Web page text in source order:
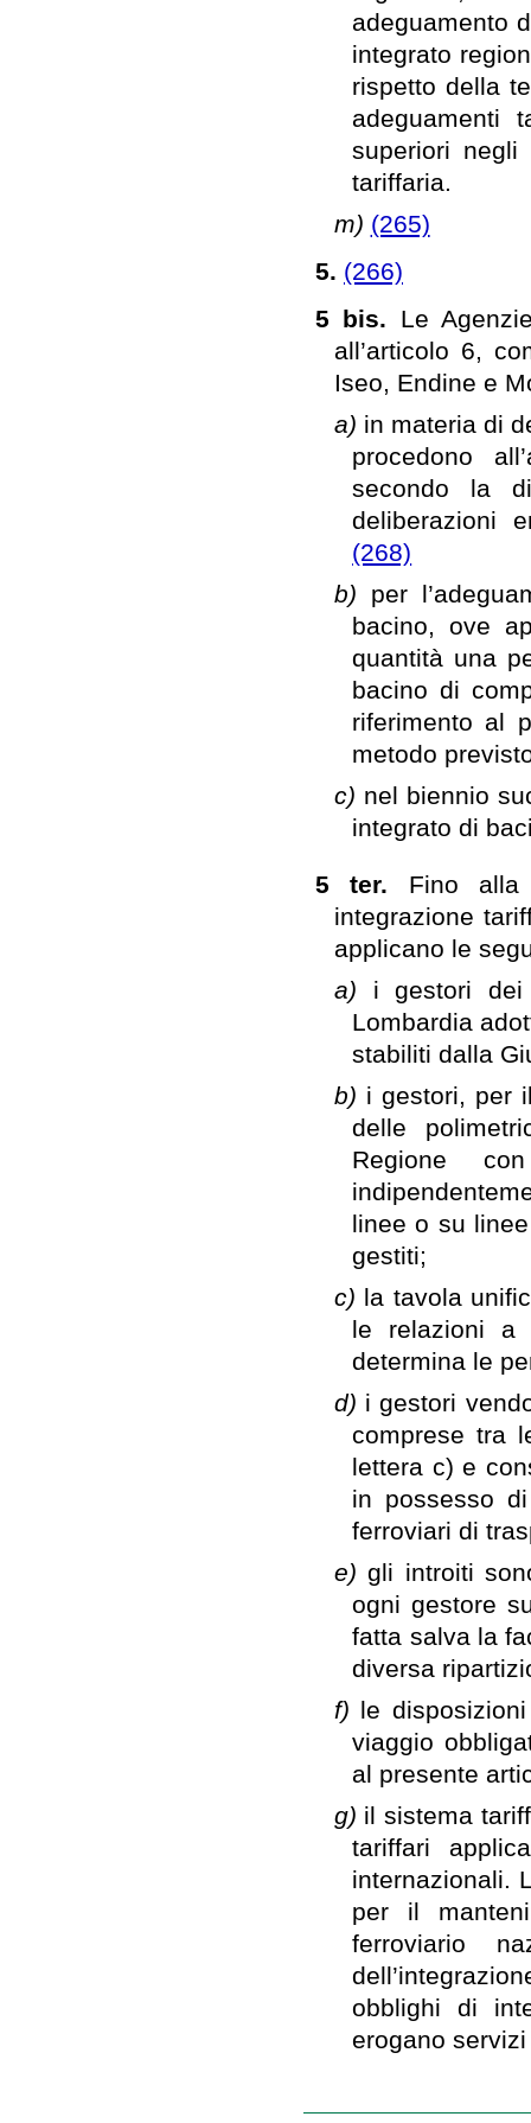
adeguamento
integrato
rispetto della
adeguamenti
superiori
tariffaria.
m) (265)
5. (266)
5 bis. Le
all’articolo 6,
Iseo, Endine e
a) in materia di
procedono
secondo la
deliberazioni
(268)
b) per
bacino, ove
quantità una
bacino di
riferimento al
metodo
c) nel biennio
integrato di
5 ter. Fino alla
integrazione
applicano le
a) i gestori dei
Lombardia
stabiliti dalla
b) i gestori, per
delle
Regione
linee o su
gestiti;
c) la tavola
le relazioni a
determina le
d) i gestori
comprese tra
lettera c) e
in possesso
ferroviari di
e)gli introiti
ogni gestore
fatta salva la
diversa
f) le
viaggio
al presente
g) il sistema
tariffari
internazionali.
per il
ferroviario
obblighi di
erogano